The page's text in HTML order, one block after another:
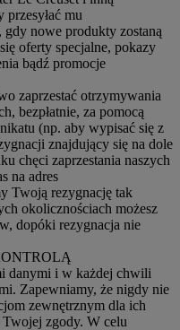
mu
nowe produkty zostaną
oferty specjalne, pokazy
bądź promocje
zaprzestać otrzymywania
bezpłatnie, za pomocą
(np. aby wypisać się z
znajdujący się na dole
chęci zaprzestania naszych
na adres
Twoją rezygnację tak
okolicznościach możesz
dopóki rezygnacja nie
danymi i w każdej chwili
Zapewniamy, że nigdy nie
zewnętrznym dla ich
zgody. W celu